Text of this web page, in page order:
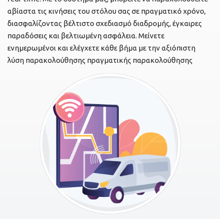
αβίαστα τις κινήσεις του στόλου σας σε πραγματικό χρόνο,
διασφαλίζοντας βέλτιστο σχεδιασμό διαδρομής, έγκαιρες
παραδόσεις και βελτιωμένη ασφάλεια. Μείνετε
ενημερωμένοι και ελέγχετε κάθε βήμα με την αξιόπιστη
λύση παρακολούθησης πραγματικής παρακολούθησης